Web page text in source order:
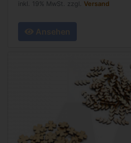
inkl. 19% MwSt. zzgl. Versand
Ansehen